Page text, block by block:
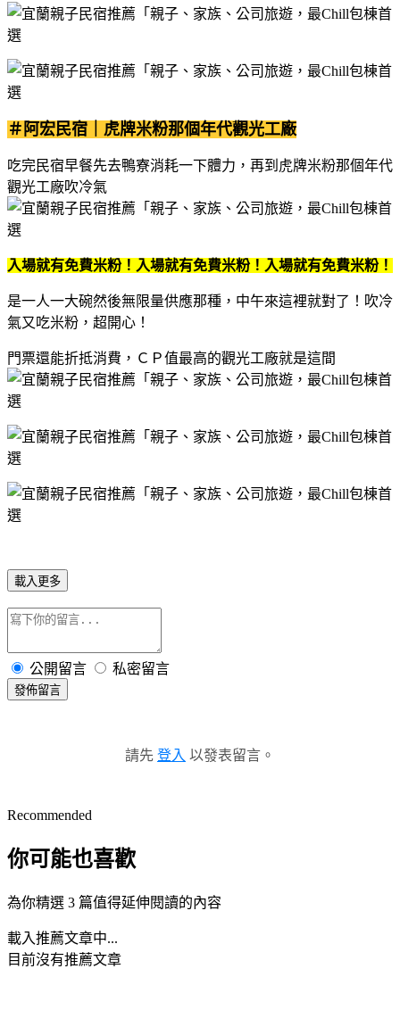
＃阿宏民宿｜虎牌米粉那個年代觀光工廠
吃完民宿早餐先去鴨寮消耗一下體力，再到虎牌米粉那個年代
觀光工廠吹冷氣
入場就有免費米粉！入場就有免費米粉！入場就有免費米粉！
是一人一大碗然後無限量供應那種，中午來這裡就對了！吹冷
氣又吃米粉，超開心！
門票還能折抵消費，ＣＰ值最高的觀光工廠就是這間
載入更多
公開留言 私密留言
發佈留言
請先 登入 以發表留言。
Recommended
你可能也喜歡
為你精選 3 篇值得延伸閱讀的內容
載入推薦文章中...
目前沒有推薦文章